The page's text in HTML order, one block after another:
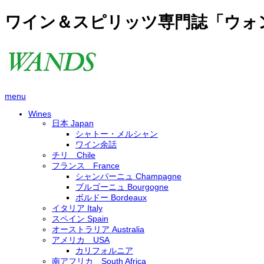
ワイン＆スピリッツ専門誌「ウォ
menu
Wines
日本 Japan
シャトー・メルシャン
ワイン余話
チリ Chile
フランス France
シャンパーニュ Champagne
ブルゴーニュ Bourgogne
ボルドー Bordeaux
イタリア Italy
スペイン Spain
オーストラリア Australia
アメリカ USA
カリフォルニア
南アフリカ South Africa